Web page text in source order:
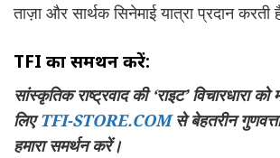
ताज़ा और सार्थक सिनेमाई यात्रा प्रदान करती
TFI का समर्थन करें:
सांस्कृतिक राष्ट्रवाद की ‘राइट’ विचारधारा
लिएTFI-STORE.COMसे बेहतरीन
हमारा समर्थन करें।